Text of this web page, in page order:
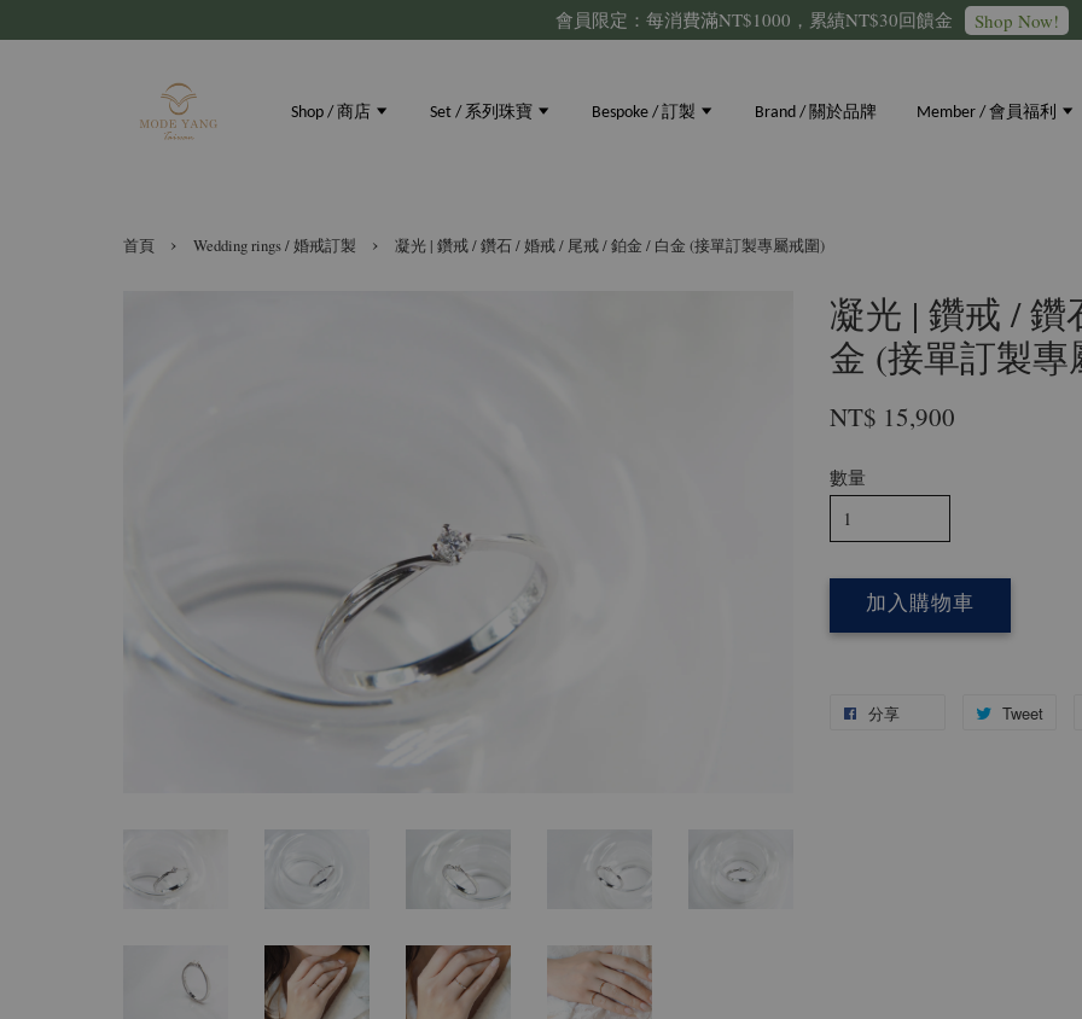
會員限定：每消費滿NT$1000，累績NT$30回饋金 Shop Now!
Shop / 商店 Set / 系列珠寶 Bespoke / 訂製 Brand / 關於品牌 Member / 會員福利
首頁 › Wedding rings / 婚戒訂製 › 凝光 | 鑽戒 / 鑽石 / 婚戒 / 尾戒 / 鉑金 / 白金 (接單訂製專屬戒圍)
凝光 | 鑽戒 /
金 (接單訂製專
NT$ 15,900
數量
加入購物車
分享 Tweet